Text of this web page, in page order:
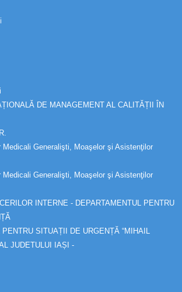
DE MANAGEMENT AL CALITĂȚII ÎN
Medicali Generalişti, Moaşelor şi Asistenţilor
Medicali Generalişti, Moaşelor şi Asistenţilor
INTERNE - DEPARTAMENTUL PENTRU
PENTRU SITUAȚII DE URGENȚĂ “MIHAIL
JUDETULUI IAȘI -